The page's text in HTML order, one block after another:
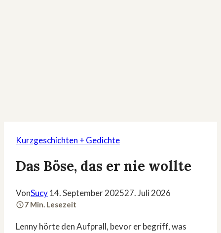
Kurzgeschichten + Gedichte
Das Böse, das er nie wollte
VonSucy14. September 202527. Juli 2026
7 Min. Lesezeit
Lenny hörte den Aufprall, bevor er begriff, was